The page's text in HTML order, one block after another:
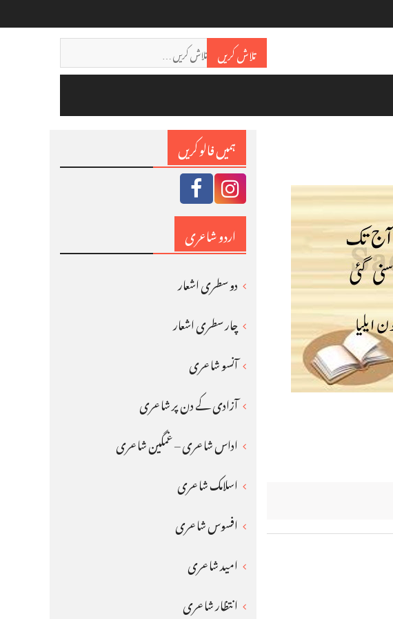
Search
for:تلاش کریں
ہمیں فالو کریں
اردو شاعری
دو سطری اشعار
چار سطری اشعار
آنسو شاعری
آزادی کے دن پر شاعری
اداس شاعری – غمگین شاعری
اسلامک شاعری
افسوس شاعری
امید شاعری
انتظار شاعری